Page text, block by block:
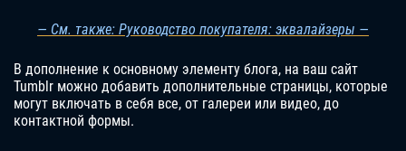
— См. также: Руководство покупателя: эквалайзеры —
В дополнение к основному элементу блога, на ваш сайт
Tumblr можно добавить дополнительные страницы, которые
могут включать в себя все, от галереи или видео, до
контактной формы.